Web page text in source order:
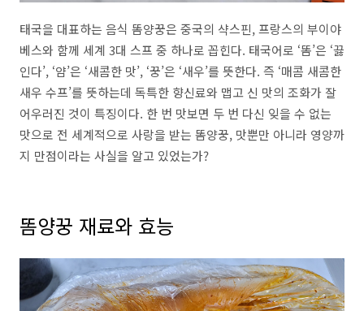
태국을 대표하는 음식 똠양꿍은 중국의 샥스핀, 프랑스의 부이야
베스와 함께 세계 3대 스프 중 하나로 꼽힌다. 태국어로 ‘똠’은 ‘끓
인다’, ‘얌’은 ‘새콤한 맛’, ‘꿍’은 ‘새우’를 뜻한다. 즉 ‘매콤 새콤한
새우 수프’를 뜻하는데 독특한 향신료와 맵고 신 맛의 조화가 잘
어우러진 것이 특징이다. 한 번 맛보면 두 번 다신 잊을 수 없는
맛으로 전 세계적으로 사랑을 받는 똠양꿍, 맛뿐만 아니라 영양까
지 만점이라는 사실을 알고 있었는가?
똠양꿍 재료와 효능